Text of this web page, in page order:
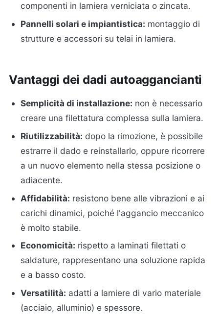
componenti in lamiera verniciata o zincata.
Pannelli solari e impiantistica: montaggio di
strutture e accessori su telai in lamiera.
Vantaggi dei dadi autoaggancianti
Semplicità di installazione: non è necessario
creare una filettatura complessa sulla lamiera.
Riutilizzabilità: dopo la rimozione, è possibile
estrarre il dado e reinstallarlo, oppure ricorrere
a un nuovo elemento nella stessa posizione o
adiacente.
Affidabilità: resistono bene alle vibrazioni e ai
carichi dinamici, poiché l'aggancio meccanico
è molto stabile.
Economicità: rispetto a laminati filettati o
saldature, rappresentano una soluzione rapida
e a basso costo.
Versatilità: adatti a lamiere di vario materiale
(acciaio, alluminio) e spessore.